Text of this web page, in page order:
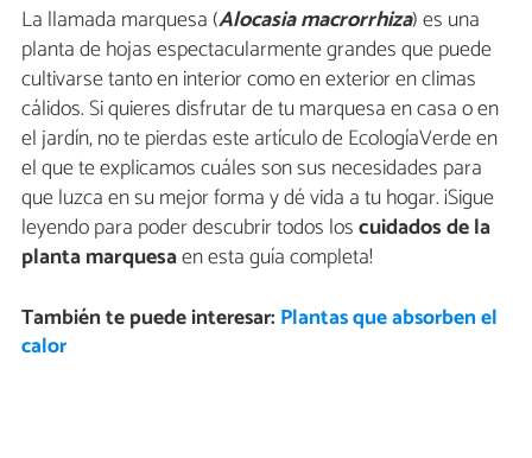
La llamada marquesa (Alocasia macrorrhiza) es una
planta de hojas espectacularmente grandes que puede
cultivarse tanto en interior como en exterior en climas
cálidos. Si quieres disfrutar de tu marquesa en casa o en
el jardín, no te pierdas este artículo de EcologíaVerde en
el que te explicamos cuáles son sus necesidades para
que luzca en su mejor forma y dé vida a tu hogar. ¡Sigue
leyendo para poder descubrir todos loscuidados de la
planta marquesaen esta guía completa!
También te puede interesar: Plantas que absorben el
calor